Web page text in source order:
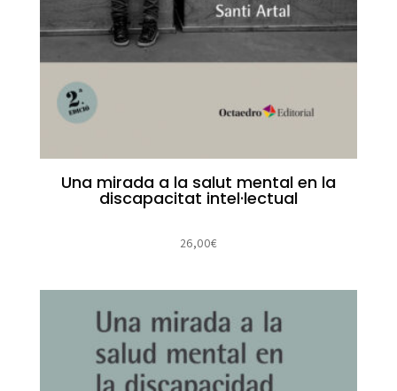
Una mirada a la salut mental en la
discapacitat intel·lectual
26,00€